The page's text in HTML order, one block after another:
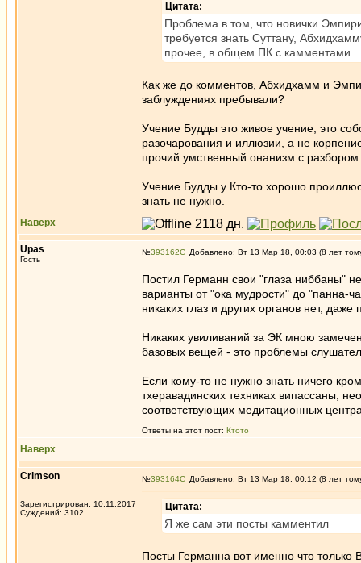
Цитата:
Проблема в том, что новички
требуется знать Суттану,
прочее, в общем ПК с камментами.
Как же до комментов, Абхидхамм и
заблуждениях пребывали?
Учение Будды это живое учение, это
разочарования и иллюзии, а не
прочий умственный онанизм с разбором
Учение Будды у Кто-то хорошо
знать не нужно.
Наверх
Upas
Гость
№393162 Добавлено: Вт 13 Мар 18, 00:03 (8 лет
Постил Германн свои "глаза ниббаны"
варианты от "ока мудрости" до "панна-
никаких глаз и других органов нет,
Никаких увиливаний за ЭК мною
базовых вещей - это проблемы
Если кому-то не нужно знать ничего
тхеравадинских техниках випассаны,
соответствующих медитационных
Ответы на этот пост: Ктото
Наверх
Crimson
Зарегистрирован: 10.11.2017
Суждений: 3102
№393164 Добавлено: Вт 13 Мар 18, 00:12 (8 лет
Цитата:
Я же сам эти посты камментил
Посты Германна вот именно что только